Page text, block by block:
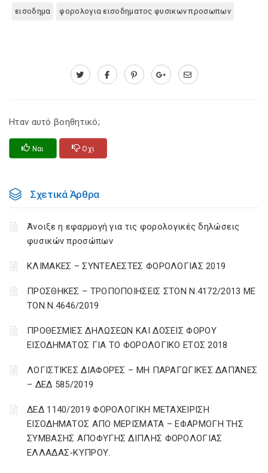
εισοδημα φορολογια εισοδηματος φυσικων προσωπων
Ηταν αυτό βοηθητικό;
Ναι Οχι
Σχετικά Άρθρα
Άνοιξε η εφαρμογή για τις φορολογικές δηλώσεις
φυσικών προσώπων
ΚΛΙΜΑΚΕΣ – ΣΥΝΤΕΛΕΣΤΕΣ ΦΟΡΟΛΟΓΙΑΣ 2019
ΠΡΟΣΘΗΚΕΣ – ΤΡΟΠΟΠΟΙΗΣΕΙΣ ΣΤΟΝ Ν.4172/2013 ΜΕ
ΤΟΝ Ν.4646/2019
ΠΡΟΘΕΣΜΙΕΣ ΔΗΛΩΣΕΩΝ ΚΑΙ ΔΟΣΕΙΣ ΦΟΡΟΥ
ΕΙΣΟΔΗΜΑΤΟΣ ΓΙΑ ΤΟ ΦΟΡΟΛΟΓΙΚΟ ΕΤΟΣ 2018
ΛΟΓΙΣΤΙΚΈΣ ΔΙΑΦΟΡΈΣ – ΜΗ ΠΑΡΑΓΩΓΙΚΈΣ ΔΑΠΆΝΕΣ
– ΔΕΔ 585/2019
ΔΕΔ 1140/2019 ΦΟΡΟΛΟΓΙΚΗ ΜΕΤΑΧΕΙΡΙΣΗ
ΕΙΣΟΔΗΜΑΤΟΣ ΑΠΟ ΜΕΡΙΣΜΑΤΑ – ΕΦΑΡΜΟΓΗ ΤΗΣ
ΣΥΜΒΑΣΗΣ ΑΠΟΦΥΓΗΣ ΔΙΠΛΗΣ ΦΟΡΟΛΟΓΙΑΣ
ΕΛΛΑΔΑΣ-ΚΥΠΡΟΥ.